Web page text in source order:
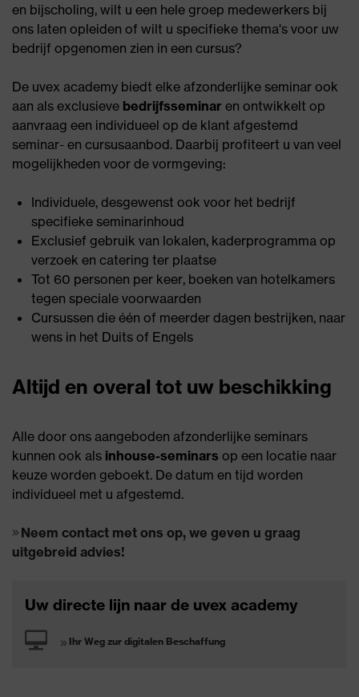
en bijscholing, wilt u een hele groep medewerkers bij
ons laten opleiden of wilt u specifieke thema's voor uw
bedrijf opgenomen zien in een cursus?
De uvex academy biedt elke afzonderlijke seminar ook
aan als exclusieve bedrijfsseminar en ontwikkelt op
aanvraag een individueel op de klant afgestemd
seminar- en cursusaanbod. Daarbij profiteert u van veel
mogelijkheden voor de vormgeving:
Individuele, desgewenst ook voor het bedrijf
specifieke seminarinhoud
Exclusief gebruik van lokalen, kaderprogramma op
verzoek en catering ter plaatse
Tot 60 personen per keer, boeken van hotelkamers
tegen speciale voorwaarden
Cursussen die één of meerder dagen bestrijken, naar
wens in het Duits of Engels
Altijd en overal tot uw beschikking
Alle door ons aangeboden afzonderlijke seminars
kunnen ook als inhouse-seminars op een locatie naar
keuze worden geboekt. De datum en tijd worden
individueel met u afgestemd.
Neem contact met ons op, we geven u graag
uitgebreid advies!
Uw directe lijn naar de uvex academy
Ihr Weg zur digitalen Beschaffung